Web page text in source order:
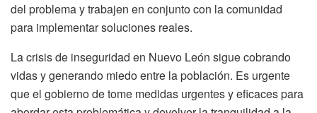
del problema y trabajen en conjunto con la comunidad
para implementar soluciones reales.
La crisis de inseguridad en Nuevo León sigue cobrando
vidas y generando miedo entre la población. Es urgente
que el gobierno de tome medidas urgentes y eficaces para